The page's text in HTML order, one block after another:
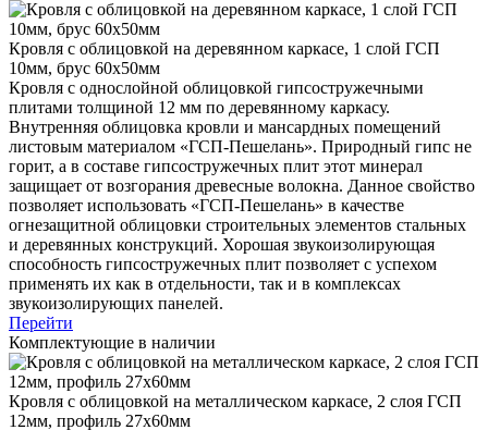
Кровля с облицовкой на деревянном каркасе, 1 слой ГСП
10мм, брус 60х50мм
Кровля с однослойной облицовкой гипсостружечными
плитами толщиной 12 мм по деревянному каркасу.
Внутренняя облицовка кровли и мансардных помещений
листовым материалом «ГСП-Пешелань». Природный гипс не
горит, а в составе гипсостружечных плит этот минерал
защищает от возгорания древесные волокна. Данное свойство
позволяет использовать «ГСП-Пешелань» в качестве
огнезащитной облицовки строительных элементов стальных
и деревянных конструкций. Хорошая звукоизолирующая
способность гипсостружечных плит позволяет с успехом
применять их как в отдельности, так и в комплексах
звукоизолирующих панелей.
Перейти
Комплектующие в наличии
Кровля с облицовкой на металлическом каркасе, 2 слоя ГСП
12мм, профиль 27х60мм